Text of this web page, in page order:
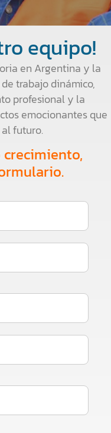
equipo!
en Argentina y la
trabajo dinámico,
profesional y la
emocionantes que
futuro.